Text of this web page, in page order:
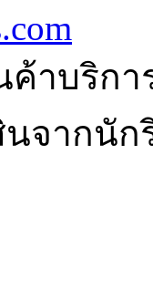
าบริกา
จากนั